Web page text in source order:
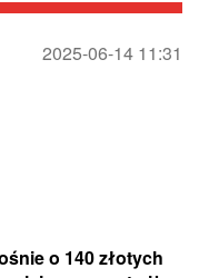
2025-06-14 11:31
o 140 złotych